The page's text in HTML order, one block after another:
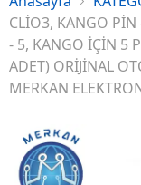
CLİO3, KANGO PİN
- 5, KANGO İÇİN 5
ADET) ORİJİNAL
MERKAN